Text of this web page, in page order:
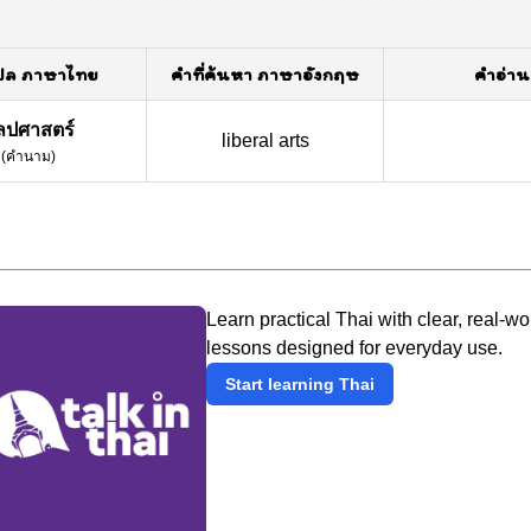
ภาษาไทย คำที่ค้นหา ภาษาอังกฤษ คำอ่าน
ปศาสตร์
(คำนาม)
liberal arts
Learn practical Thai with clear, real-
lessons designed for everyday use.
Start learning Thai